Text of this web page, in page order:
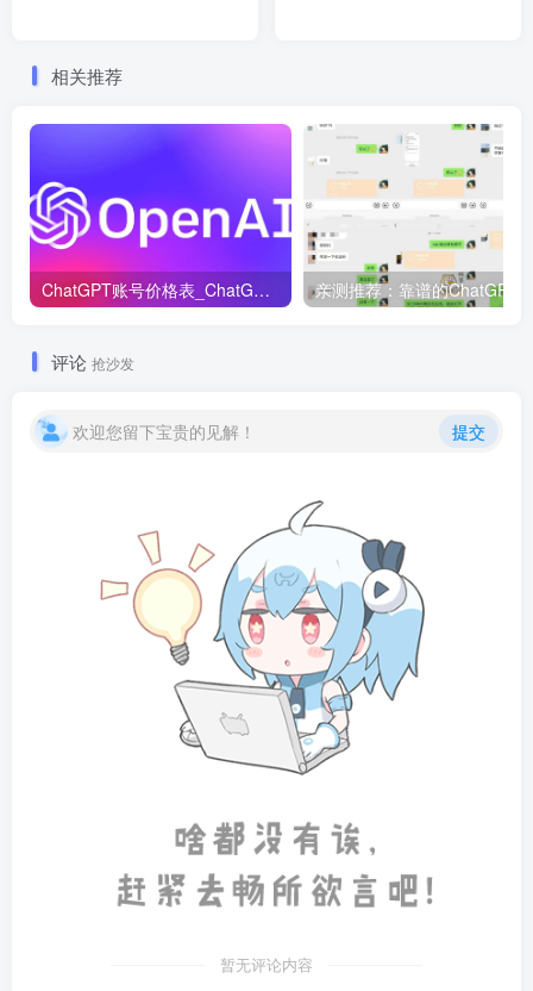
相关推荐
ChatGPT账号价格表_ChatGPT账号购买！
评论 抢沙发
欢迎您留下宝贵的见解！ 提交
暂无评论内容